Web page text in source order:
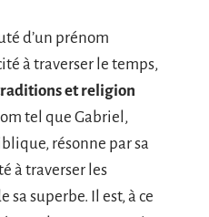
d’un prénom
à traverser le temps,
et religion
tel que Gabriel,
résonne par sa
à traverser les
sa superbe. Il est, à ce